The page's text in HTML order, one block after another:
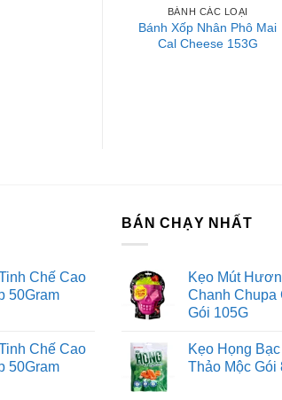
BÁNH CÁC LOẠI
Bánh Xốp Nhân Phô Mai
Cal Cheese 153G
Chế Cao
50Gram
Chế Cao
50Gram
BÁN CHẠY NHẤT
Kẹo Mút
Chanh Chupa
Gói 105G
Kẹo Họng
Thảo Mộc Gói